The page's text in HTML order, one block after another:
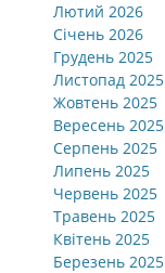
Лютий 2026
Січень 2026
Грудень 2025
Листопад 2025
Жовтень 2025
Вересень 2025
Серпень 2025
Липень 2025
Червень 2025
Травень 2025
Квітень 2025
Березень 2025